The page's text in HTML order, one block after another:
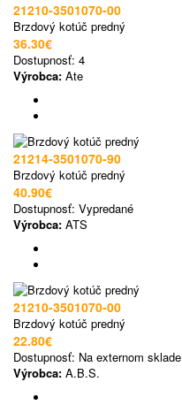
21210-3501070-00
Brzdový kotúč predný
36.30€
Dostupnosť: 4
Výrobca: Ate
21214-3501070-90
Brzdový kotúč predný
40.90€
Dostupnosť: Vypredané
Výrobca: ATS
21210-3501070-00
Brzdový kotúč predný
22.80€
Dostupnosť: Na externom sklade
Výrobca: A.B.S.